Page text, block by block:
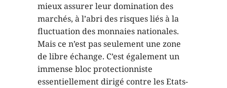
mieux assurer leur domination des
marchés, à l’abri des risques liés à la
fluctuation des monnaies nationales.
Mais ce n’est pas seulement une zone
de libre échange. C’est également un
immense bloc protectionniste
essentiellement dirigé contre les Etats-